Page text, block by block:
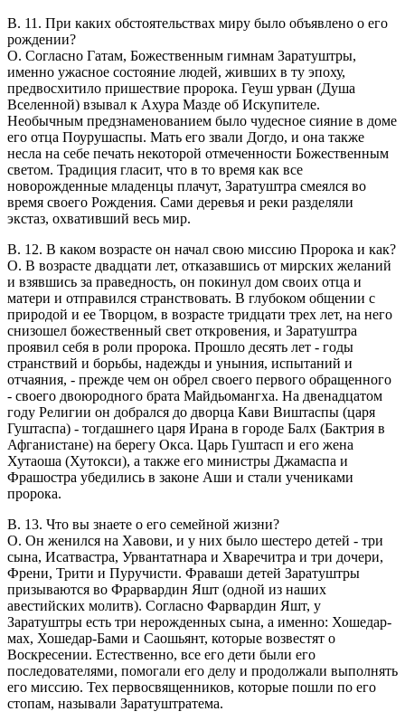
В. 11. При каких обстоятельствах миру было объявлено о его
рождении?
O. Согласно Гатам, Божественным гимнам Заратуштры,
именно ужасное состояние людей, живших в ту эпоху,
предвосхитило пришествие пророка. Геуш урван (Душа
Вселенной) взывал к Ахура Мазде об Искупителе.
Необычным предзнаменованием было чудесное сияние в доме
его отца Поурушаспы. Мать его звали Догдо, и она также
несла на себе печать некоторой отмеченности Божественным
светом. Традиция гласит, что в то время как все
новорожденные младенцы плачут, Заратуштра смеялся во
время своего Рождения. Сами деревья и реки разделяли
экстаз, охвативший весь мир.
В. 12. В каком возрасте он начал свою миссию Пророка и как?
O. В возрасте двадцати лет, отказавшись от мирских желаний
и взявшись за праведность, он покинул дом своих отца и
матери и отправился странствовать. В глубоком общении с
природой и ее Творцом, в возрасте тридцати трех лет, на него
снизошел божественный свет откровения, и Заратуштра
проявил себя в роли пророка. Прошло десять лет - годы
странствий и борьбы, надежды и уныния, испытаний и
отчаяния, - прежде чем он обрел своего первого обращенного
- своего двоюродного брата Майдьомангха. На двенадцатом
году Религии он добрался до дворца Кави Виштаспы (царя
Гуштаспа) - тогдашнего царя Ирана в городе Балх (Бактрия в
Афганистане) на берегу Окса. Царь Гуштасп и его жена
Хутаоша (Хутокси), а также его министры Джамаспа и
Фрашостра убедились в законе Аши и стали учениками
пророка.
В. 13. Что вы знаете о его семейной жизни?
О. Он женился на Хавови, и у них было шестеро детей - три
сына, Исатвастра, Урвантатнара и Хваречитра и три дочери,
Френи, Трити и Пуручисти. Фраваши детей Заратуштры
призываются во Фрарвардин Яшт (одной из наших
авестийских молитв). Согласно Фарвардин Яшт, у
Заратуштры есть три нерожденных сына, а именно: Хошедар-
мах, Хошедар-Бами и Саошьянт, которые возвестят о
Воскресении. Естественно, все его дети были его
последователями, помогали его делу и продолжали выполнять
его миссию. Тех первосвященников, которые пошли по его
стопам, называли Заратуштратема.